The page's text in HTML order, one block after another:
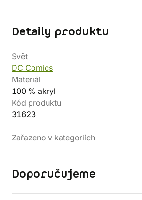
Detaily produktu
Svět
DC Comics
Materiál
100 % akryl
Kód produktu
31623
Zařazeno v kategoriích
Doporučujeme